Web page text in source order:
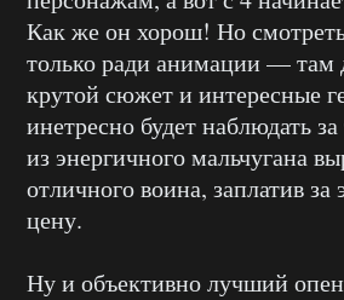
Как же он хорош! Но
только ради анимации — там
крутой сюжет и интересные
инетресно будет наблюдать
из энергичного мальчугана
отличного воина, заплатив
цену.
Ну и объективно лучший